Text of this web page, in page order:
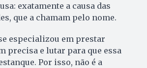
exatamente a causa das
que a chamam pelo nome.
especializou em prestar
precisa e lutar para que essa
Por isso, não é a